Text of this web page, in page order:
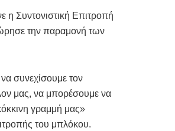
η Συντονιστική Επιτροπή
την παραμονή των
συνεχίσουμε τον
μας, να μπορέσουμε να
γραμμή μας»
του μπλόκου.